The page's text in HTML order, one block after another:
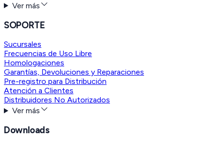
Ver más
SOPORTE
Sucursales
Frecuencias de Uso Libre
Homologaciones
Garantías, Devoluciones y Reparaciones
Pre-registro para Distribución
Atención a Clientes
Distribuidores No Autorizados
Ver más
Downloads